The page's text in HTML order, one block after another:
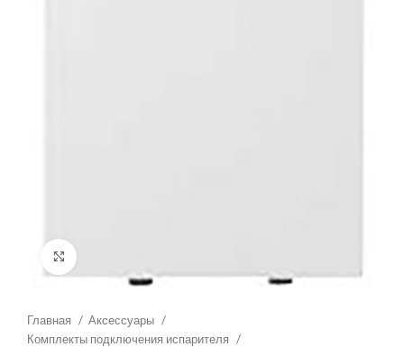
Главная
Аксессуары
Комплекты подключения испарителя